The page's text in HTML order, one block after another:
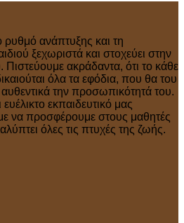
ρυθμό ανάπτυξης και τη
ξεχωριστά και στοχεύει στην
ακράδαντα, ότι το κάθε
όλα τα εφόδια, που θα του
την προσωπικότητά του.
εκπαιδευτικό μας
να προσφέρουμε στους μαθητές
όλες τις πτυχές της ζωής.